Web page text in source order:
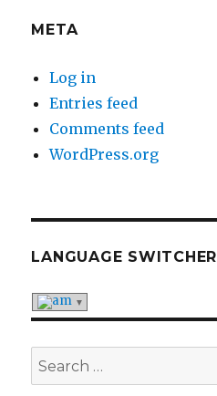
META
Log in
Entries feed
Comments feed
WordPress.org
LANGUAGE SWITCHER
Search
for: